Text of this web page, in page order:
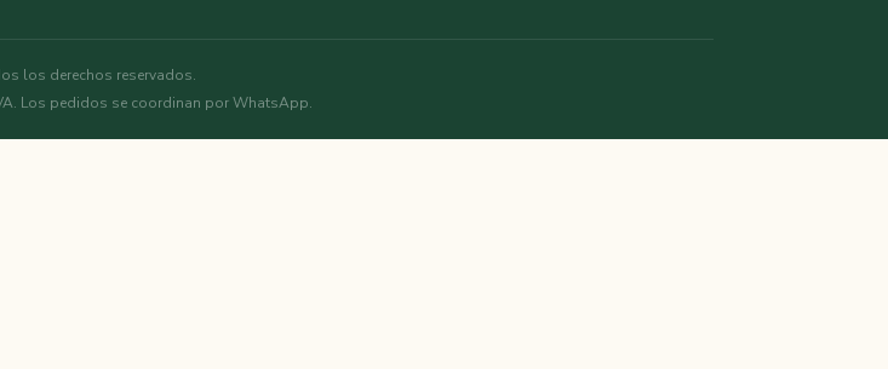
los derechos reservados.
Los pedidos se coordinan por WhatsApp.